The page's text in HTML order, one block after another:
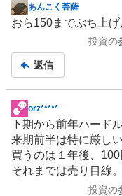
掲
示
事
あんこく菩薩
おら150までぶち上げ
投資の
返信
掲
示
板
記
事
orz*****
下期から前年ハード
来期前半は特に厳しい
買うのは１年後、100
それまでは売り目線。
投資の